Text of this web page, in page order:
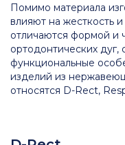
Помимо материала
влияют на жесткость
отличаются формой и
ортодонтических
функциональные
изделий из
относятся D-Rect,